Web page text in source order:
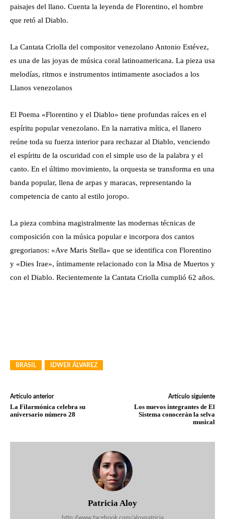
paisajes del llano. Cuenta la leyenda de Florentino, el hombre
que retó al Diablo.
La Cantata Criolla del compositor venezolano Antonio Estévez,
es una de las joyas de música coral latinoamericana. La pieza usa
melodías, ritmos e instrumentos intimamente asociados a los
Llanos venezolanos
El Poema «Florentino y el Diablo» tiene profundas raíces en el
espíritu popular venezolano. En la narrativa mítica, el llanero
reúne toda su fuerza interior para rechazar al Diablo, venciendo
el espíritu de la oscuridad con el simple uso de la palabra y el
canto. En el último movimiento, la orquesta se transforma en una
banda popular, llena de arpas y maracas, representando la
competencia de canto al estilo joropo.
La pieza combina magistralmente las modernas técnicas de
composición con la música popular e incorpora dos cantos
gregorianos: «Ave Maris Stella» que se identifica con Florentino
y «Dies Irae», íntimamente relacionado con la Misa de Muertos y
con el Diablo. Recientemente la Cantata Criolla cumplió 62 años.
BRASIL IDWER ÁLVAREZ
Artículo anterior
La Filarmónica celebra su
aniversario número 28
Artículo siguiente
Los nuevos integrantes de El
Sistema conocerán la selva
musical
Patricia Aloy
http://www.facebook.com/aloypatricia